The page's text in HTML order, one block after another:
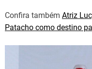
Confira também Atriz
Patacho como destino